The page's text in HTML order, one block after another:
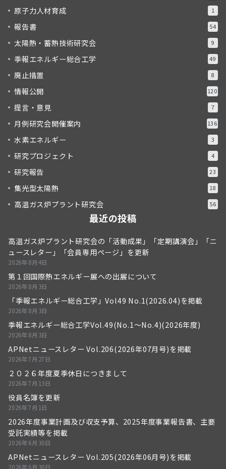
原子力人材育成 1
報告書 54
太陽熱・蓄熱技術研究会 9
季報エネルギー総合工学 49
廃止措置 8
情報公開 120
提言・意見 7
月例研究会開催案内 136
水素エネルギー 3
研究プロジェクト 4
研究報告 23
集光型太陽熱 18
高温ガス炉プラント研究会 56
最近の投稿
高温ガス炉プラント研究会の「活動成果」「定期講演会」「ニ
ュースレター」「会員専用ページ」を更新
2026年8月4日
第１回国際熱エネルギー展への出展について
2026年8月3日
「季報エネルギー総合工学」Vol49 No.1(2026.04)を掲載
2026年8月3日
季報エネルギー総合工学Vol.49(No.1～No.4)(2026年度)
2026年8月3日
APNetニュースレター Vol.206(2026年07月号)を掲載
2026年7月27日
２０２６年度夏季休日につきまして
2026年7月13日
役員名簿を更新
2026年7月1日
2026年度事業計画及び収支予算、2025年度事業報告書、主要
受託実績等を掲載
2026年6月30日
APNetニュースレター Vol.205(2026年06月号)を掲載
2026年6月30日